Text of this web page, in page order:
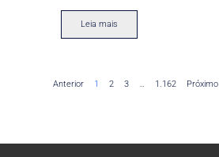
Leia mais
Anterior 1 2 3 … 1.162 Próximo